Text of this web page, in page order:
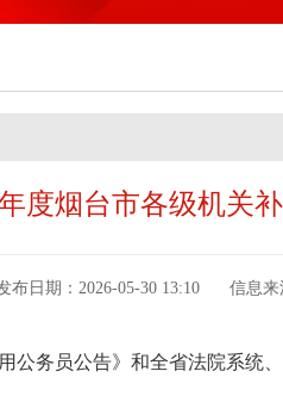
度烟台市各级机关
布日期：2026-05-30 13:10 信息来
公务员公告》和全省法院系